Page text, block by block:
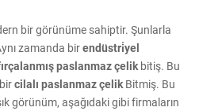
bir görünüme sahiptir. Şunlarla
zamanda birendüstri̇yel
paslanmaz çelik bitiş. Bu
cilalı paslanmaz çelik Bitmiş. Bu
görünüm, aşağıdaki gibi firmaların